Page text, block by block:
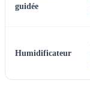
guidée
Humidificateur